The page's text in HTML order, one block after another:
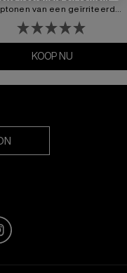
van een geïrriteerde
hoofdhuid.
KOOP NU